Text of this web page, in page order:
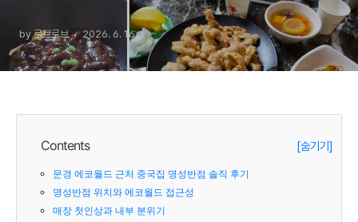
by 로브로브 2026. 6. 16.
Contents [숨기기]
문경 에코월드 근처 중국집 명성반점 솔직 후기
명성반점 위치와 에코월드 접근성
매장 첫인상과 내부 분위기